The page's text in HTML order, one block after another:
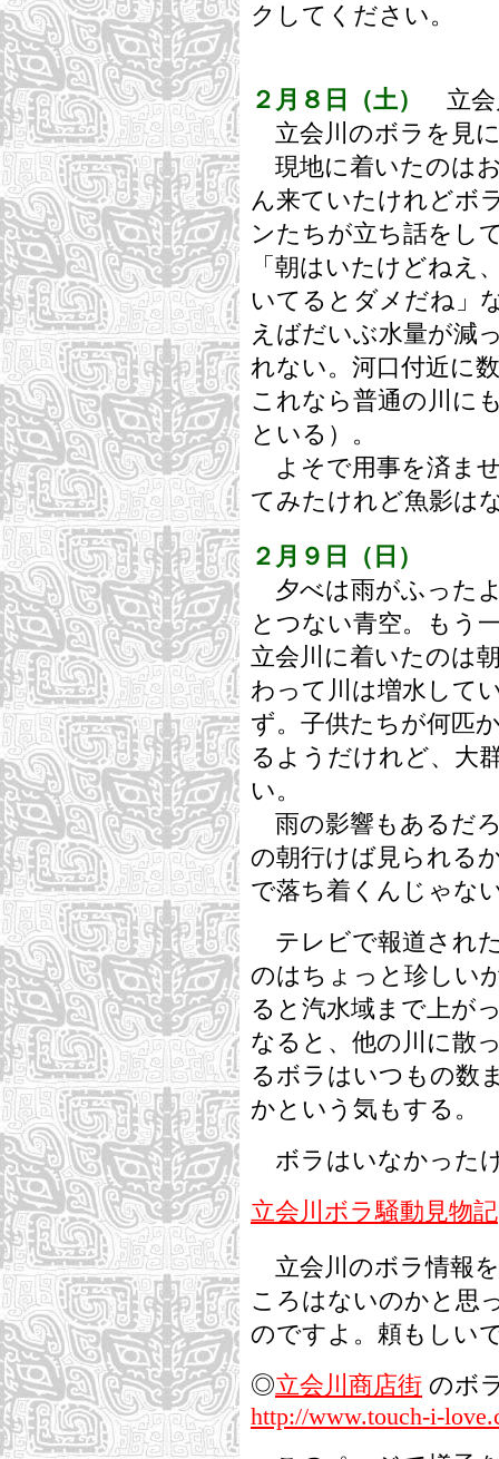
クしてください。
２月８日（土）
立会
立会川のボラを見
現地に着いたのは
ん来ていたけれどボ
ンたちが立ち話をし
「朝はいたけどねえ
いてるとダメだね」
えばだいぶ水量が減
れない。河口付近に
これなら普通の川に
といる）。
よそで用事を済ま
てみたけれど魚影は
２月９日（日）
夕べは雨がふった
とつない青空。もう
立会川に着いたのは
わって川は増水して
ず。子供たちが何匹
るようだけれど、大
い。
雨の影響もあるだ
の朝行けば見られる
で落ち着くんじゃな
テレビで報道され
のはちょっと珍しい
ると汽水域まで上が
なると、他の川に散
るボラはいつもの数
かという気もする。
ボラはいなかった
立会川ボラ騒動見物記
立会川のボラ情報
ころはないのかと思
のですよ。頼もしい
◎立会川商店街 のボ
http://www.touch-i-